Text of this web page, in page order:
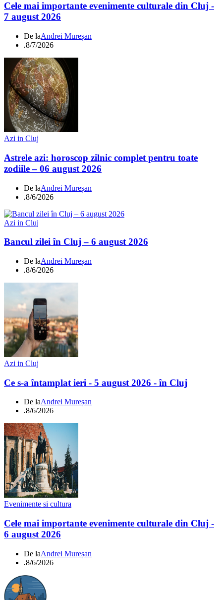
Cele mai importante evenimente culturale din Cluj -
7 august 2026
De laAndrei Mureșan
.8/7/2026
Azi in Cluj
Astrele azi: horoscop zilnic complet pentru toate
zodiile – 06 august 2026
De laAndrei Mureșan
.8/6/2026
Azi in Cluj
Bancul zilei în Cluj – 6 august 2026
De laAndrei Mureșan
.8/6/2026
Azi in Cluj
Ce s-a întamplat ieri - 5 august 2026 - în Cluj
De laAndrei Mureșan
.8/6/2026
Evenimente si cultura
Cele mai importante evenimente culturale din Cluj -
6 august 2026
De laAndrei Mureșan
.8/6/2026